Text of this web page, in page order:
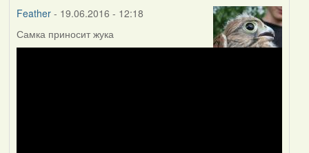
Feather- 19.06.2016 - 12:18
Самка приносит жука